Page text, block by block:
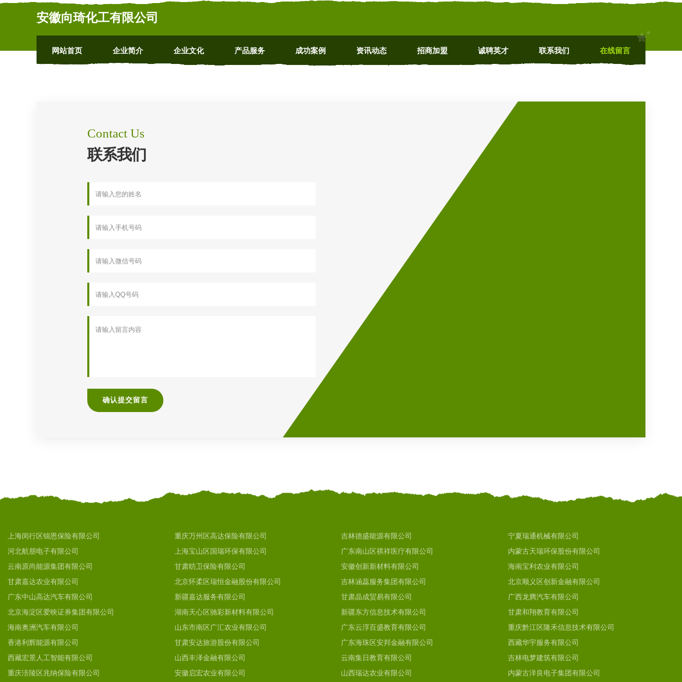
安徽向琦化工有限公司
网站首页 企业简介 企业文化 产品服务 成功案例 资讯动态 招商加盟 诚聘英才 联系我们 在线留言
Contact Us
联系我们
确认提交留言
上海闵行区锦恩保险有限公司 重庆万州区高达保险有限公司 吉林德盛能源有限公司
宁夏瑞通机械有限公司
河北航朋电子有限公司
上海宝山区国瑞环保有限公司 广东南山区祺祥医疗有限公司
内蒙古天瑞环保股份有限公司
云南原尚能源集团有限公司
甘肃昉卫保险有限公司 安徽创新新材料有限公司
海南宝利农业有限公司
甘肃嘉达农业有限公司
北京怀柔区瑞恒金融股份有限公司 吉林涵蕊服务集团有限公司
北京顺义区创新金融有限公司
广东中山高达汽车有限公司
新疆嘉达服务有限公司 甘肃晶成贸易有限公司
广西龙腾汽车有限公司
北京海淀区爱映证券集团有限公司
湖南天心区驰彩新材料有限公司 新疆东方信息技术有限公司
甘肃和翔教育有限公司
海南奥洲汽车有限公司
山东市南区广汇农业有限公司 广东云浮百盛教育有限公司
重庆黔江区隆禾信息技术有限公司
香港利辉能源有限公司
甘肃安达旅游股份有限公司 广东海珠区安邦金融有限公司
西藏华宇服务有限公司
西藏宏景人工智能有限公司
山西丰泽金融有限公司 云南集日教育有限公司
吉林电梦建筑有限公司
重庆涪陵区兆纳保险有限公司
安徽启宏农业有限公司 山西瑞达农业有限公司 内蒙古洋良电子集团有限公司